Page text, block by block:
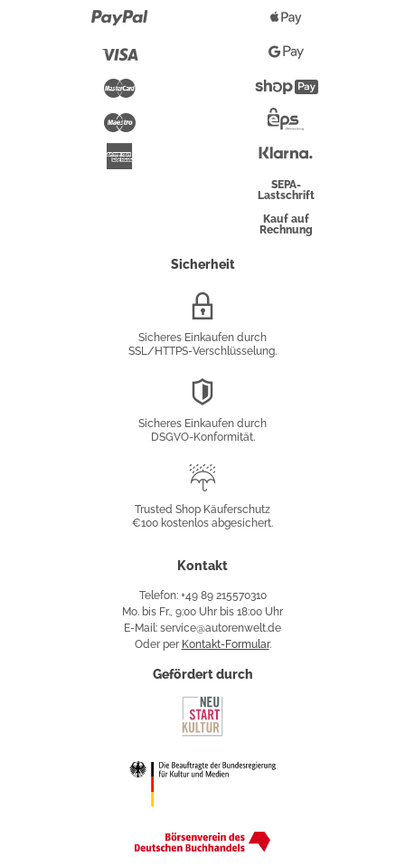
Maestro
Pay
Google
PayShopify
Überweisung
SEPA-
Lastschrift
Kauf auf
Rechnung
Sicherheit
Sicheres Einkaufen durch
SSL/HTTPS-Verschlüsselung.
Sicheres Einkaufen durch
DSGVO-Konformität.
Käuferschutz
Trusted Shop Käuferschutz
€100 kostenlos abgesichert.
Kontakt
Telefon: +49 89 215570310
Mo. bis Fr., 9:00 Uhr bis 18:00 Uhr
E-Mail: service@autorenwelt.de
Oder per Kontakt-Formular.
Gefördert durch